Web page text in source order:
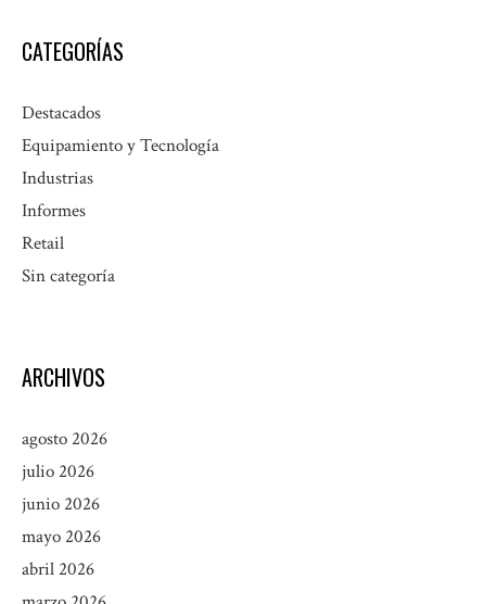
CATEGORÍAS
Destacados
Equipamiento y Tecnología
Industrias
Informes
Retail
Sin categoría
ARCHIVOS
agosto 2026
julio 2026
junio 2026
mayo 2026
abril 2026